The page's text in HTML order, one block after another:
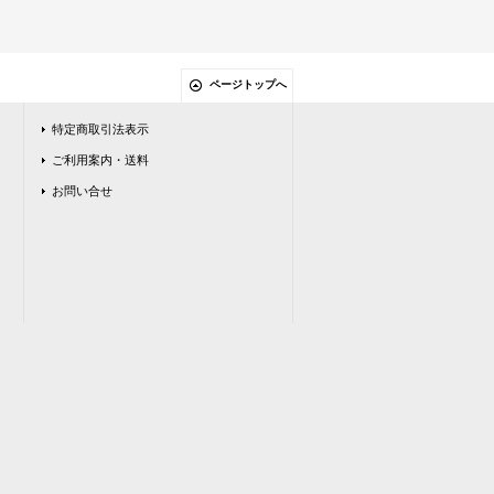
ページトップへ
特定商取引法表示
ご利用案内・送料
お問い合せ